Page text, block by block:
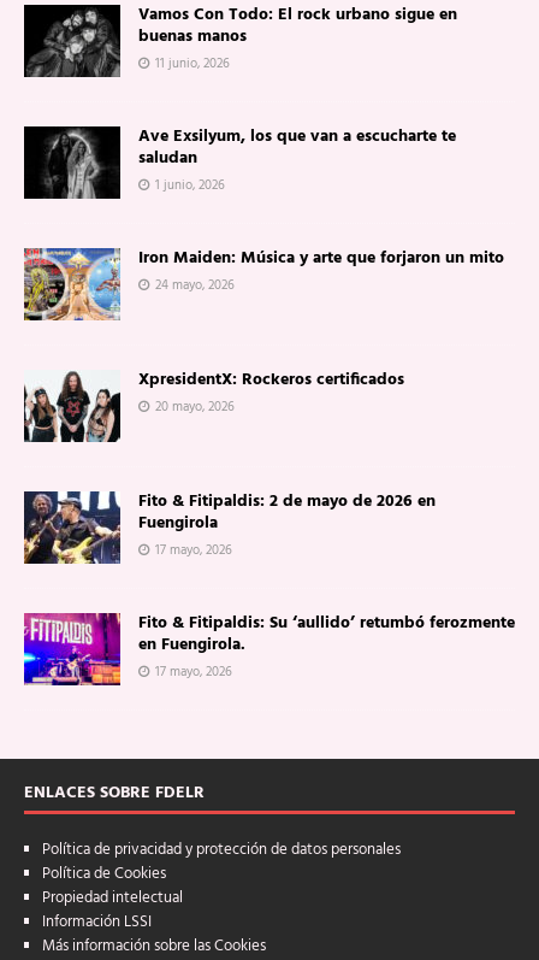
Vamos Con Todo: El rock urbano sigue en
buenas manos
11 junio, 2026
Ave Exsilyum, los que van a escucharte te
saludan
1 junio, 2026
Iron Maiden: Música y arte que forjaron un mito
24 mayo, 2026
XpresidentX: Rockeros certificados
20 mayo, 2026
Fito & Fitipaldis: 2 de mayo de 2026 en
Fuengirola
17 mayo, 2026
Fito & Fitipaldis: Su ‘aullido’ retumbó ferozmente
en Fuengirola.
17 mayo, 2026
ENLACES SOBRE FDELR
Política de privacidad y protección de datos personales
Política de Cookies
Propiedad intelectual
Información LSSI
Más información sobre las Cookies